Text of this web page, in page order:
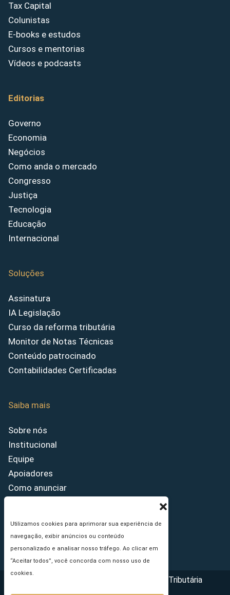
Utilizamos cookies para aprimorar sua experiência de
navegação, exibir anúncios ou conteúdo
personalizado e analisar nosso tráfego. Ao clicar em
“Aceitar todos”, você concorda com nosso uso de
cookies.
Tax Capital
Colunistas
E-books e estudos
Cursos e mentorias
Vídeos e podcasts
Editorias
Governo
Economia
Negócios
Como anda o mercado
Congresso
Justiça
Tecnologia
Educação
Internacional
Soluções
Assinatura
IA Legislação
Curso da reforma tributária
Monitor de Notas Técnicas
Conteúdo patrocinado
Contabilidades Certificadas
Saiba mais
Sobre nós
Institucional
Equipe
Apoiadores
Como anunciar
Princípios Editoriais
Copyright © 2026 - Portal da Reforma Tributária